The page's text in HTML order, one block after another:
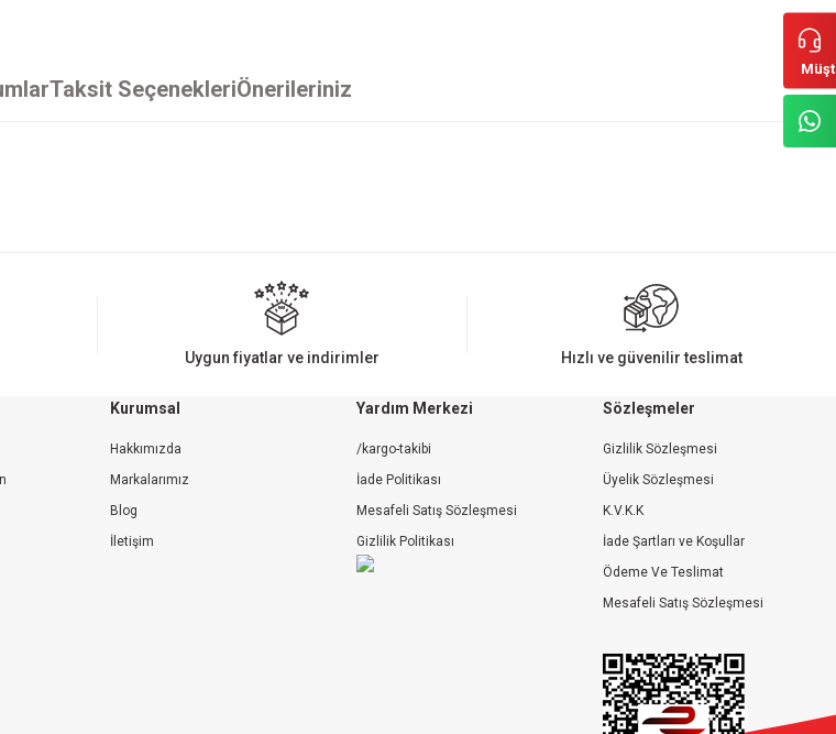
Taksit SeçenekleriÖnerileriniz
Gönder
Uygun fiyatlar ve indirimler Hızlı ve güvenilir teslimat
Kurumsal
Hakkımızda
Markalarımız
Blog
İletişim
Yardım Merkezi
/kargo-takibi
İade Politikası
Mesafeli Satış Sözleşmesi
Gizlilik Politikası
Sözleşmeler
Gizlilik Sözleşmesi
Üyelik Sözleşmesi
K.V.K.K
İade Şartları ve Koşullar
Ödeme Ve Teslimat
Mesafeli Satış Sözleşmesi